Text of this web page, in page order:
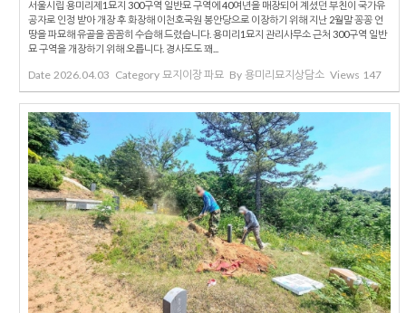
서울시립 용미리제1묘지 300구역 일반묘 구역에 40여년을 매장되어 계셨던 부친이 국가유
공자로 인정 받아 개장 후 화장해 이천호국원 봉안당으로 이장하기 위해 지난 2월말 꽁꽁 언
땅을 파묘해 유골을 꼼꼼히 수습해 드렸습니다. 용미리1묘지 관리사무소 근처 300구역 일반
묘 구역을 개장하기 위해 오릅니다. 경사도도 꽤...
Date 2026.04.03 Category 묘지이장 파묘 By 용미리묘지상담소 Views 147